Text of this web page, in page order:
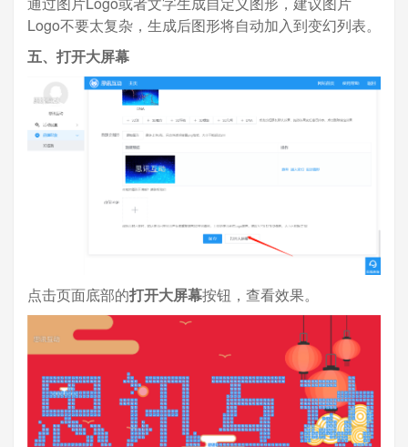
Logo不要太复杂，生成后图形将自动加入到变幻列表。
五、打开大屏幕
点击页面底部的打开大屏幕按钮，查看效果。